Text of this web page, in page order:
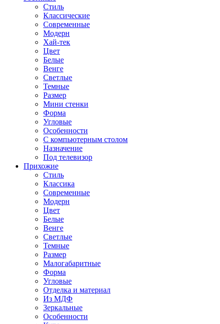
Стиль
Классические
Современные
Модерн
Хай-тек
Цвет
Белые
Венге
Светлые
Темные
Размер
Мини стенки
Форма
Угловые
Особенности
С компьютерным столом
Назначение
Под телевизор
Прихожие
Стиль
Классика
Современные
Модерн
Цвет
Белые
Венге
Светлые
Темные
Размер
Малогабаритные
Форма
Угловые
Отделка и материал
Из МДФ
Зеркальные
Особенности